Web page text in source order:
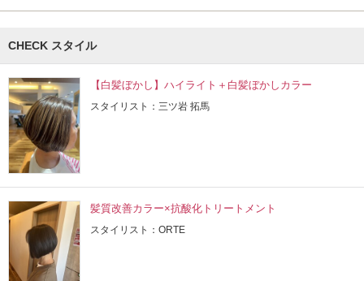
CHECK スタイル
【白髪ぼかし】ハイライト＋白髪ぼかしカラー
スタイリスト：三ツ岩 拓馬
髪質改善カラー×抗酸化トリートメント
スタイリスト：ORTE